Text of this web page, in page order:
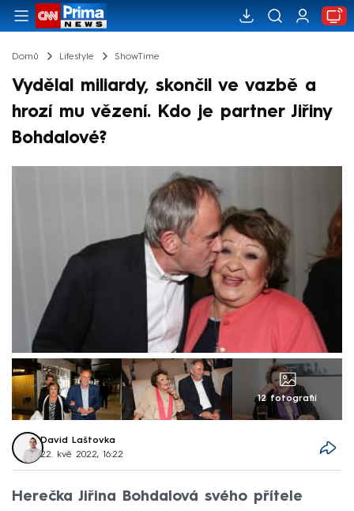
Domů Lifestyle ShowTime
Vydělal miliardy, skončil ve vazbě a
hrozí mu vězení. Kdo je partner Jiřiny
Bohdalové?
12 fotografií
David Laštovka
22. kvě 2022, 16:22
Herečka Jiřina Bohdalová svého přítele